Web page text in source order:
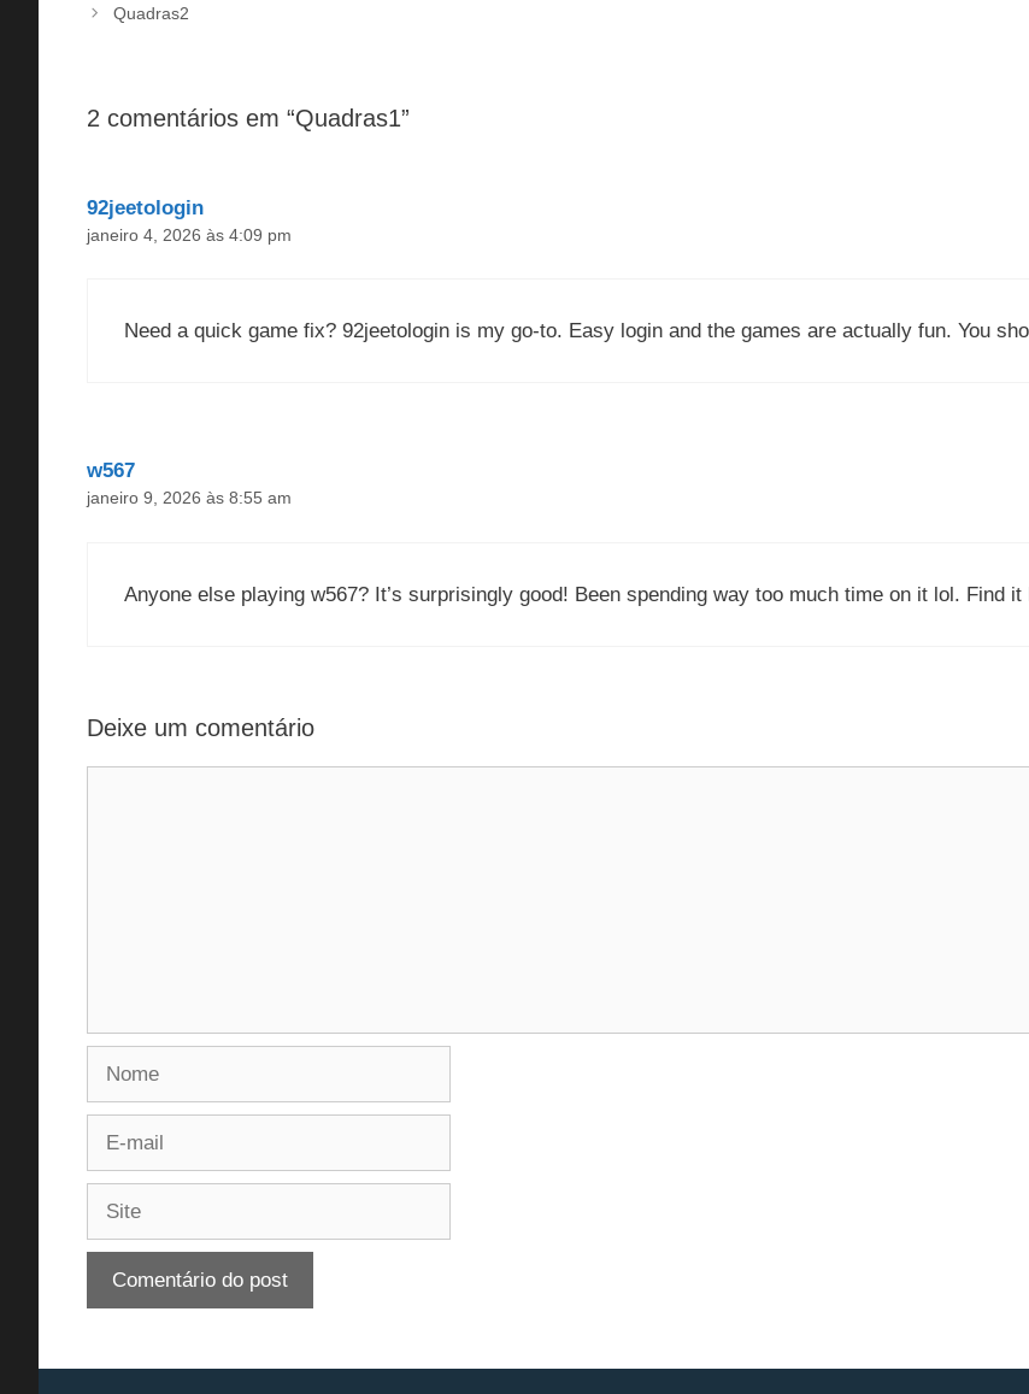
Quadras2
2 comentários em “Quadras1”
92jeetologin
janeiro 4, 2026 às 4:09 pm
Need a quick game fix? 92jeetologin is my go-to. Easy login and the games are actually fun. You
w567
janeiro 9, 2026 às 8:55 am
Anyone else playing w567? It’s surprisingly good! Been spending way too much time on it lol. Find it
Deixe um comentário